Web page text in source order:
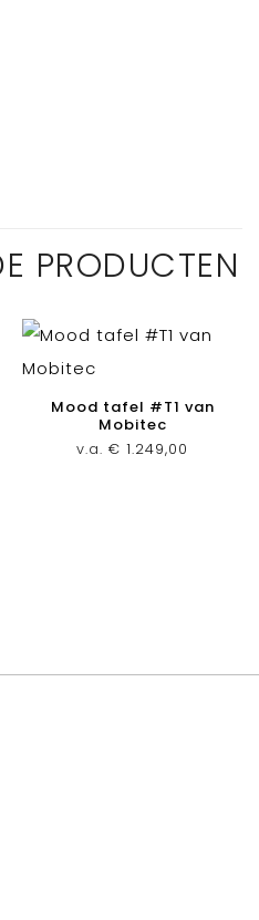
PRODUCTEN
Mood tafel #T1 van
Mobitec
v.a. € 1.249,00